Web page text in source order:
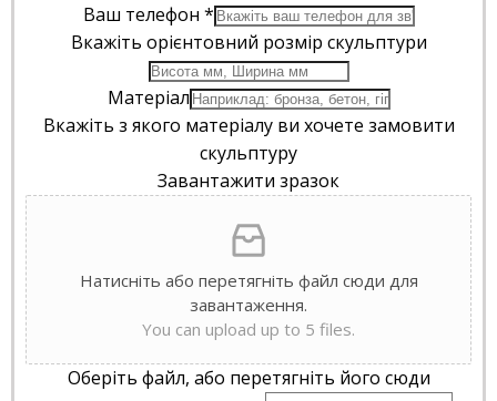
Ваш телефон *
Вкажіть орієнтовний розмір скульптури
Матеріал
Вкажіть з якого матеріалу ви хочете замовити
скульптуру
Завантажити зразок
Натисніть або перетягніть файл сюди для
завантаження.
You can upload up to 5 files.
Оберіть файл, або перетягніть його сюди